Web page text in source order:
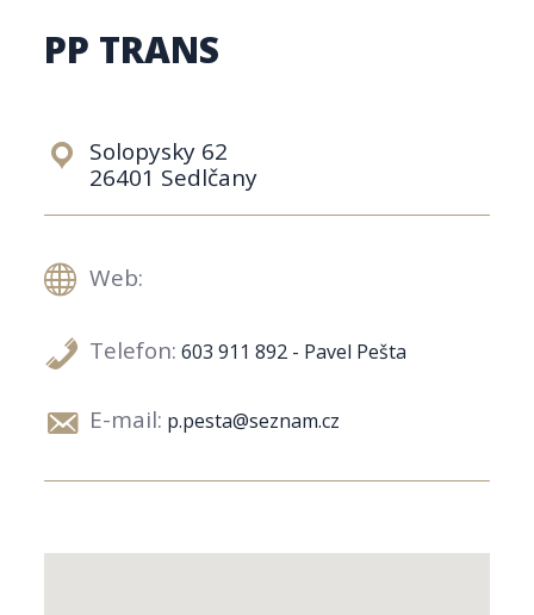
PP TRANS
Solopysky 62
26401 Sedlčany
Web:
Telefon: 603 911 892 - Pavel Pešta
E-mail: p.pesta@seznam.cz